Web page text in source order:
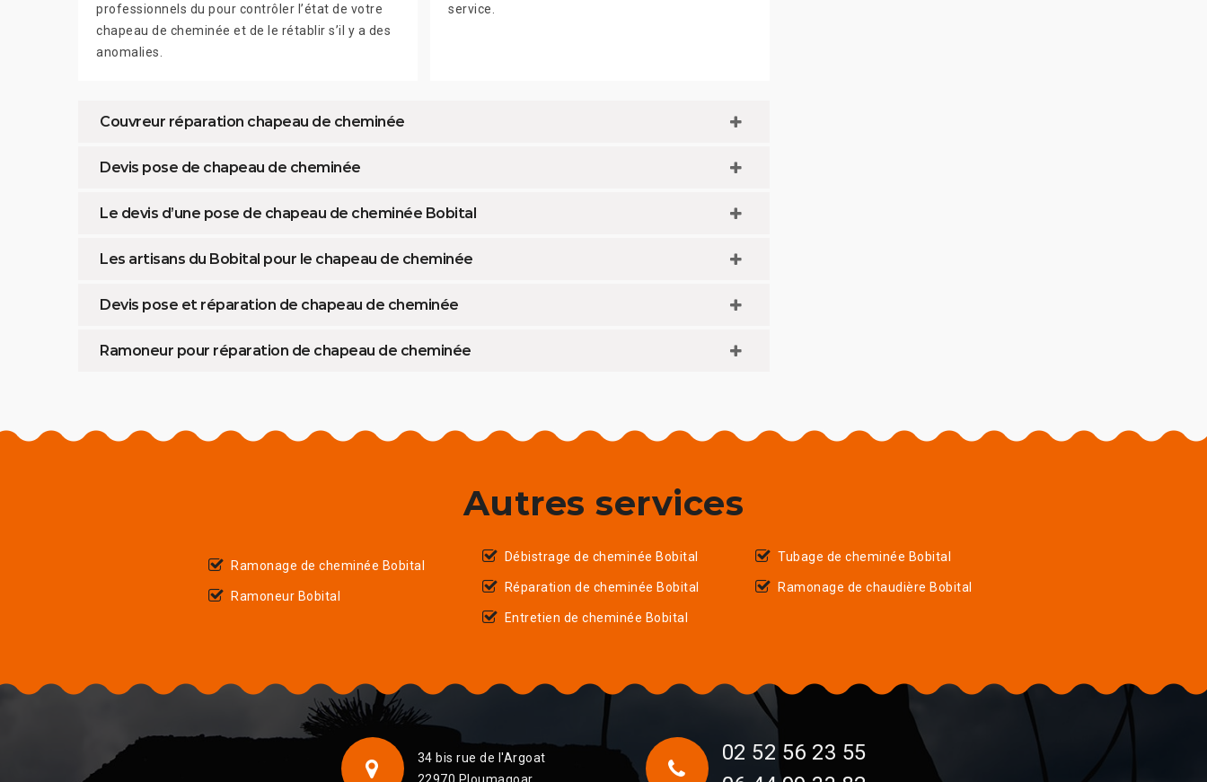
professionnels du pour contrôler l’état de votre
chapeau de cheminée et de le rétablir s’il y a des
anomalies.
service.
Couvreur réparation chapeau de cheminée
Devis pose de chapeau de cheminée
Le devis d’une pose de chapeau de cheminée Bobital
Les artisans du Bobital pour le chapeau de cheminée
Devis pose et réparation de chapeau de cheminée
Ramoneur pour réparation de chapeau de cheminée
Autres services
Ramonage de cheminée Bobital
Ramoneur Bobital
Débistrage de cheminée Bobital
Réparation de cheminée Bobital
Entretien de cheminée Bobital
Tubage de cheminée Bobital
Ramonage de chaudière Bobital
34 bis rue de l'Argoat
02 52 56 23 55